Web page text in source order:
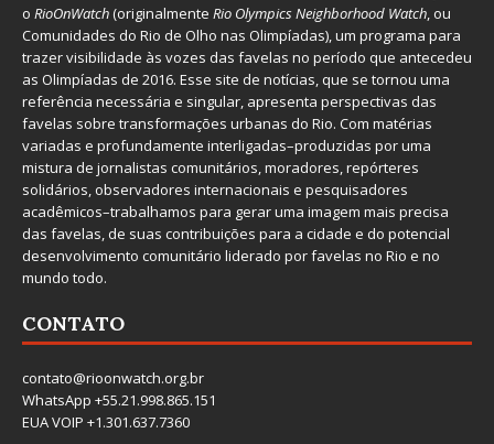
o RioOnWatch(originalmente Rio Olympics Neighborhood Watch, ou
Comunidades do Rio de Olho nas Olimpíadas), um programa para
trazer visibilidade às vozes das favelas no período que antecedeu
as Olimpíadas de 2016. Esse site de notícias, que se tornou uma
referência necessária e singular, apresenta perspectivas das
favelas sobre transformações urbanas do Rio. Com matérias
variadas e profundamente interligadas–produzidas por uma
mistura de jornalistas comunitários, moradores, repórteres
solidários, observadores internacionais e pesquisadores
acadêmicos–trabalhamos para gerar uma imagem mais precisa
das favelas, de suas contribuições para a cidade e do potencial
desenvolvimento comunitário liderado por favelas no Rio e no
mundo todo.
CONTATO
contato@rioonwatch.org.br
WhatsApp +55.21.998.865.151
EUA VOIP +1.301.637.7360